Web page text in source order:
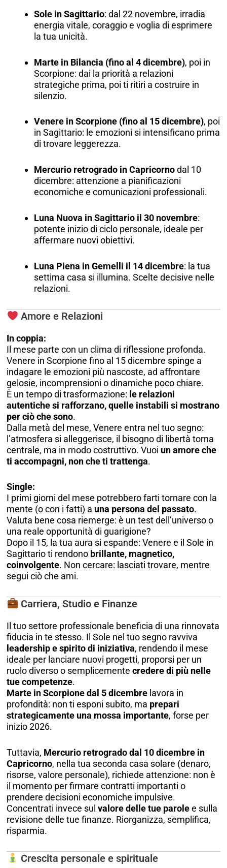
Sole in Sagittario: dal 22 novembre, irradia
energia vitale, coraggio e voglia di esprimere
la tua unicità.
Marte in Bilancia (fino al 4 dicembre), poi in
Scorpione: dai la priorità a relazioni
strategiche prima, poi ti ritiri a costruire in
silenzio.
Venere in Scorpione (fino al 15 dicembre), poi
in Sagittario: le emozioni si intensificano prima
di trovare leggerezza.
Mercurio retrogrado in Capricornodal 10
dicembre: attenzione a pianificazioni
economiche e comunicazioni professionali.
Luna Nuova in Sagittario il 30 novembre:
potente inizio di ciclo personale, ideale per
affermare nuovi obiettivi.
Luna Piena in Gemelli il 14 dicembre: la tua
settima casa si illumina. Scelte decisive nelle
relazioni.
Amore e Relazioni
In coppia:
Il mese parte con un clima di riflessione profonda.
Venere in Scorpione fino al 15 dicembre spinge a
indagare le emozioni più nascoste, ad affrontare
gelosie, incomprensioni o dinamiche poco chiare.
È un tempo di trasformazione: le relazioni
autentiche si rafforzano, quelle instabili si mostrano
per ciò che sono.
Dalla metà del mese, Venere entra nel tuo segno:
l’atmosfera si alleggerisce, il bisogno di libertà torna
centrale, ma in modo costruttivo. Vuoi un amore che
ti accompagni, non che ti trattenga.
Single:
I primi giorni del mese potrebbero farti tornare con la
mente (o con i fatti) a una persona del passato.
Valuta bene cosa riemerge: è un test dell’universo o
una reale opportunità di guarigione?
Dopo il 15, la tua aura si espande: Venere e il Sole in
Sagittario ti rendono brillante, magnetico,
coinvolgente. Non cercare: lasciati trovare, mentre
segui ciò che ami.
Carriera, Studio e Finanze
Il tuo settore professionale beneficia di una rinnovata
fiducia in te stesso. Il Sole nel tuo segno ravviva
leadership e spirito di iniziativa, rendendo il mese
ideale per lanciare nuovi progetti, proporsi per un
ruolo diverso o semplicementecredere di più nelle
tue competenze.
Marte in Scorpione dal 5 dicembre lavora in
profondità: non ti esponi subito, ma prepari
strategicamente una mossa importante, forse per
inizio 2026.
Tuttavia, Mercurio retrogrado dal 10 dicembre in
Capricorno, nella tua seconda casa solare (denaro,
risorse, valore personale), richiede attenzione: non è
il momento per firmare contratti importanti o
prendere decisioni economiche impulsive.
Concentrati invece sulvalore delle tue parolee sulla
revisione delle tue finanze. Riorganizza, semplifica,
risparmia.
Crescita personale e spirituale